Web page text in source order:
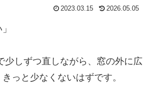
2023.03.15 2026.05.05
少しずつ直しながら、窓の外に広
っと少なくないはずです。